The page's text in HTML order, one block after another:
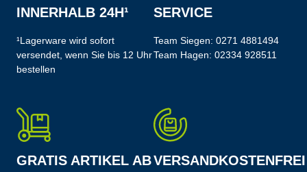
INNERHALB 24H¹
¹Lagerware wird sofort
versendet, wenn Sie bis 12 Uhr
bestellen
SERVICE
Team Siegen: 0271 4881494
Team Hagen: 02334 928511
GRATIS ARTIKEL ABVERSANDKOSTENFREI